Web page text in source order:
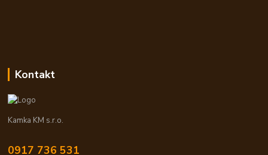
Kontakt
Kamka KM s.r.o.
0917 736 531